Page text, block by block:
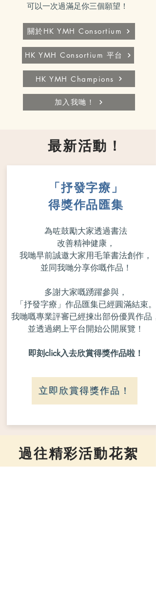
可以一次過滿足你三個願望！
關於HK YMH Consortium
HK YMH Consortium 平台
HK YMH Champions
加入我哋！
最新活動！
過往精彩活動花絮
「抒發字療」
得獎作品匯集
為咗鼓勵大家透過書法
改善精神健康，
我哋早前誠邀大家用毛筆書法創作，
並同我哋分享你嘅作品！
多謝大家嘅踴躍參與，
「抒發字療」作品匯集已經圓滿結束。
我哋嘅專業評審已經揀出部份優異作品，
並透過網上平台開始公開展覽！
即刻click入去欣賞得獎作品啦！
立即欣賞得獎作品！